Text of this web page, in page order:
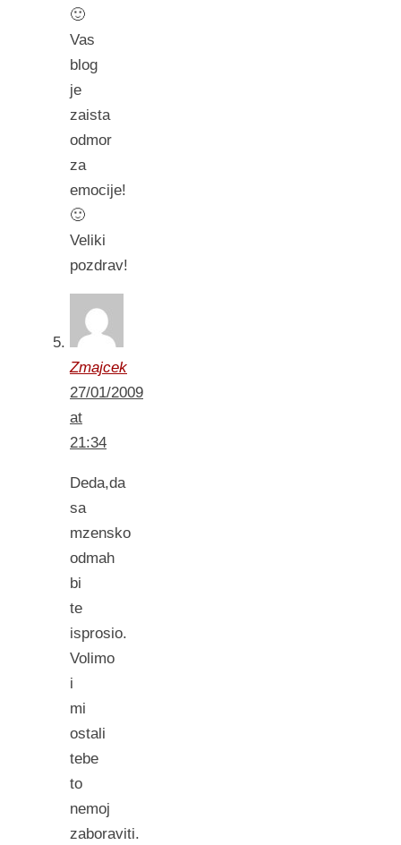
🙂
Vas
blog
je
zaista
odmor
za
emocije!
🙂
Veliki
pozdrav!
Zmajcek
27/01/2009
at
21:34
Deda,da
sa
mzensko
odmah
bi
te
isprosio.
Volimo
i
mi
ostali
tebe
to
nemoj
zaboraviti.